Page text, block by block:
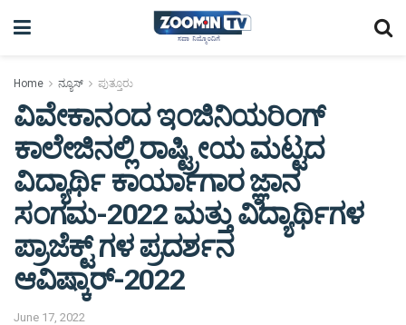
Home ನ್ಯೂಸ್ ಪುತ್ತೂರು
ವಿವೇಕಾನಂದ ಇಂಜಿನಿಯರಿಂಗ್
ಕಾಲೇಜಿನಲ್ಲಿ ರಾಷ್ಟ್ರೀಯ ಮಟ್ಟದ
ವಿದ್ಯಾರ್ಥಿ ಕಾರ್ಯಾಗಾರ ಜ್ಞಾನ
ಸಂಗಮ-2022 ಮತ್ತು ವಿದ್ಯಾರ್ಥಿಗಳ
ಪ್ರಾಜೆಕ್ಟ್ ಗಳ ಪ್ರದರ್ಶನ
ಆವಿಷ್ಕಾರ್-2022
June 17, 2022